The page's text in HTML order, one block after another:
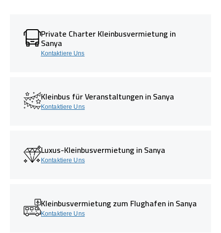
Private Charter Kleinbusvermietung in
Sanya
Kontaktiere Uns
Kleinbus für Veranstaltungen in Sanya
Kontaktiere Uns
Luxus-Kleinbusvermietung in Sanya
Kontaktiere Uns
Kleinbusvermietung zum Flughafen in Sanya
Kontaktiere Uns